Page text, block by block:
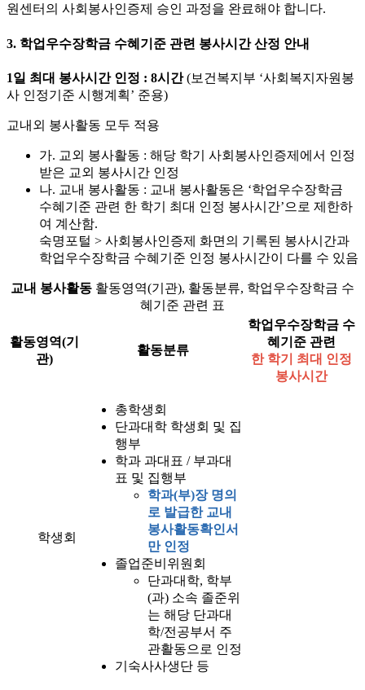
원센터의 사회봉사인증제 승인 과정을 완료해야 합니다.
3. 학업우수장학금 수혜기준 관련 봉사시간 산정 안내
1일 최대 봉사시간 인정 : 8시간(보건복지부 ‘사회복지자원봉
사 인정기준 시행계획’ 준용)
교내외 봉사활동 모두 적용
가. 교외 봉사활동 : 해당 학기 사회봉사인증제에서 인정
받은 교외 봉사시간 인정
나. 교내 봉사활동 : 교내 봉사활동은 ‘학업우수장학금
수혜기준 관련 한 학기 최대 인정 봉사시간’으로 제한하
여 계산함.
숙명포털 > 사회봉사인증제 화면의 기록된 봉사시간과
학업우수장학금 수혜기준 인정 봉사시간이 다를 수 있음
교내 봉사활동 활동영역(기관), 활동분류, 학업우수장학금 수
혜기준 관련 표
활동영역(기
관)
활동분류
학업우수장학금 수
혜기준 관련
한 학기 최대 인정
봉사시간
학생회
총학생회
단과대학 학생회 및 집
행부
학과 과대표 / 부과대
표 및 집행부
학과(부)장 명의
로 발급한 교내
봉사활동확인서
만 인정
졸업준비위원회
단과대학, 학부
(과) 소속 졸준위
는 해당 단과대
학/전공부서 주
관활동으로 인정
기숙사사생단 등